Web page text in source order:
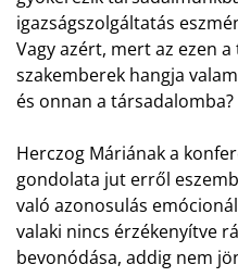
igazságszolgáltatás
Vagy azért, mert az ezen
szakemberek hangja
és onnan a társadalomba?
Herczog Máriának a
gondolata jut erről
való azonosulás
valaki nincs érzékenyítve
bevonódása, addig nem